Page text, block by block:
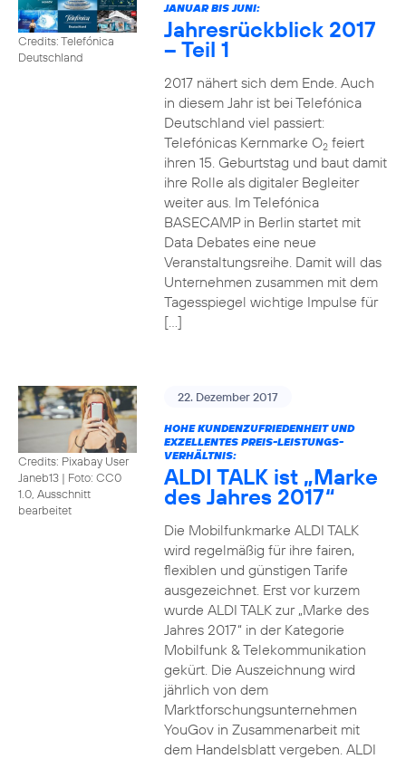
Credits: Telefónica
Deutschland
JANUAR BIS JUNI:
Jahresrückblick 2017
– Teil 1
2017 nähert sich dem Ende. Auch
in diesem Jahr ist bei Telefónica
Deutschland viel passiert:
Telefónicas Kernmarke O2feiert
ihren 15. Geburtstag und baut damit
ihre Rolle als digitaler Begleiter
weiter aus. Im Telefónica
BASECAMP in Berlin startet mit
Data Debates eine neue
Veranstaltungsreihe. Damit will das
Unternehmen zusammen mit dem
Tagesspiegel wichtige Impulse für
[…]
Credits: Pixabay User
Janeb13 | Foto: CC0
1.0, Ausschnitt
bearbeitet
22. Dezember 2017
HOHE KUNDENZUFRIEDENHEIT UND
EXZELLENTES PREIS-LEISTUNGS-
VERHÄLTNIS:
ALDI TALK ist „Marke
des Jahres 2017“
Die Mobilfunkmarke ALDI TALK
wird regelmäßig für ihre fairen,
flexiblen und günstigen Tarife
ausgezeichnet. Erst vor kurzem
wurde ALDI TALK zur „Marke des
Jahres 2017“ in der Kategorie
Mobilfunk & Telekommunikation
gekürt. Die Auszeichnung wird
jährlich von dem
Marktforschungsunternehmen
YouGov in Zusammenarbeit mit
dem Handelsblatt vergeben. ALDI